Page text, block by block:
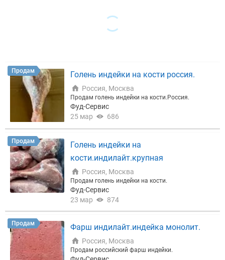
Продам Голень индейки на кости россия.
Россия, Москва
Продам голень индейки на кости.Россия.
Фуд-Сервис
25 мар
686
Продам
Голень индейки на
кости.индилайт.крупная
Россия, Москва
Продам голень индейки на кости.
Фуд-Сервис
23 мар
874
Продам Фарш индилайт.индейка монолит.
Россия, Москва
Продам российский фарш индейки.